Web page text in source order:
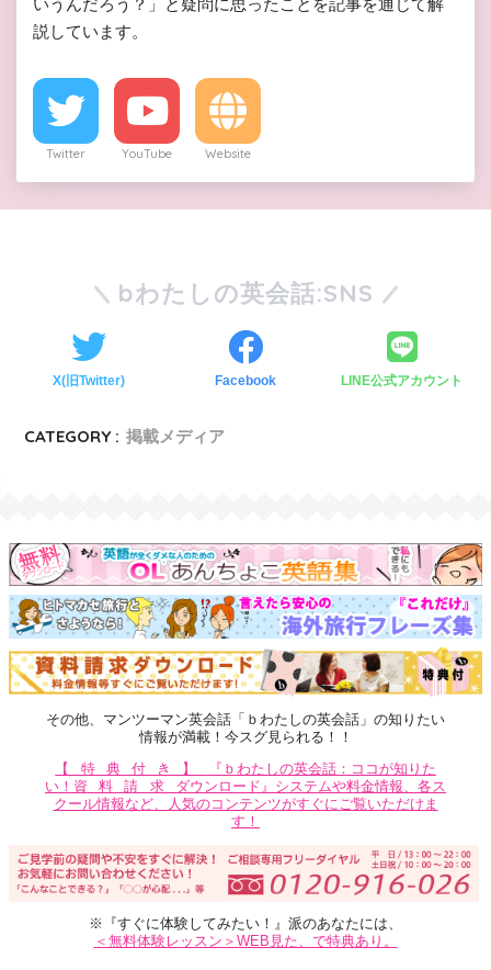
いうんだろう？」と疑問に思ったことを記事を通じて解
説しています。
Twitter YouTube Website
bわたしの英会話:SNS
X(旧Twitter) Facebook LINE公式アカウント
CATEGORY : 掲載メディア
その他、マンツーマン英会話「ｂわたしの英会話」の知りたい
情報が満載！今スグ見られる！！
【特典付き】
『ｂわたしの英会話：ココが知りた
い！ 資料請求 ダウンロード』システムや料金情報、各ス
クール情報など、人気のコンテンツがすぐにご覧いただけま
す！
※『すぐに体験してみたい！』派のあなたには、
＜無料体験レッスン＞WEB見た、で特典あり。